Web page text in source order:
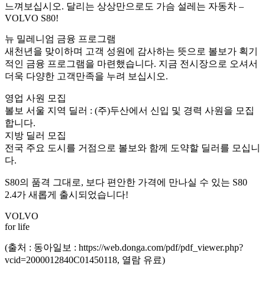
느껴보십시오. 달리는 상상만으로도 가슴 설레는 자동차 –
VOLVO S80!
뉴 밀레니엄 금융 프로그램
새천년을 맞이하며 고객 성원에 감사하는 뜻으로 볼보가 획기
적인 금융 프로그램을 마련했습니다. 지금 전시장으로 오셔서
더욱 다양한 고객만족을 누려 보십시오.
영업 사원 모집
볼보 서울 지역 딜러 : (주)두산에서 신입 및 경력 사원을 모집
합니다.
지방 딜러 모집
전국 주요 도시를 거점으로 볼보와 함께 도약할 딜러를 모십니
다.
S80의 품격 그대로, 보다 편안한 가격에 만나실 수 있는 S80
2.4가 새롭게 출시되었습니다!
VOLVO
for life
(출처 : 동아일보 : https://web.donga.com/pdf/pdf_viewer.php?
vcid=2000012840C01450118, 열람 유료)